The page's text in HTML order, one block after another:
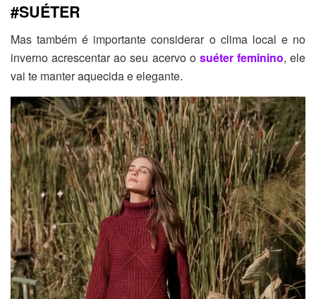
#SUÉTER
Mas também é importante considerar o clima local e no
inverno acrescentar ao seu acervo o suéter feminino, ele
vai te manter aquecida e elegante.